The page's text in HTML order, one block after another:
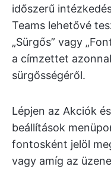
időszerű
Teams lehetővé
„Sürgős” vagy
a címzettet
sürgősségéről.
Lépjen az Akciók
beállítások
fontosként jelöl
vagy amíg az